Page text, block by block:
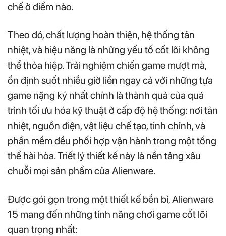
chế ở điểm nào.
Theo đó, chất lượng hoàn thiện, hệ thống tản
nhiệt, và hiệu năng là những yếu tố cốt lõi không
thể thỏa hiệp. Trải nghiệm chiến game mượt mà,
ổn định suốt nhiều giờ liền ngay cả với những tựa
game nặng ký nhất chính là thành quả của quá
trình tối ưu hóa kỹ thuật ở cấp độ hệ thống: nơi tản
nhiệt, nguồn điện, vật liệu chế tạo, tinh chỉnh, và
phần mềm đều phối hợp vận hành trong một tổng
thể hài hòa. Triết lý thiết kế này là nền tảng xâu
chuỗi mọi sản phẩm của Alienware.
Được gói gọn trong một thiết kế bền bỉ, Alienware
15 mang đến những tính năng chơi game cốt lõi
quan trọng nhất: